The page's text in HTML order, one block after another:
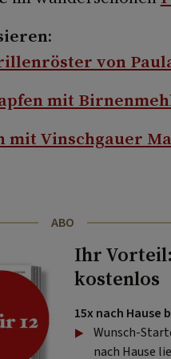
von
mit
mit Vinschgauer
ABO
Ihr
kostenlos
15x nach Hause
Wunsch-
nach Hause